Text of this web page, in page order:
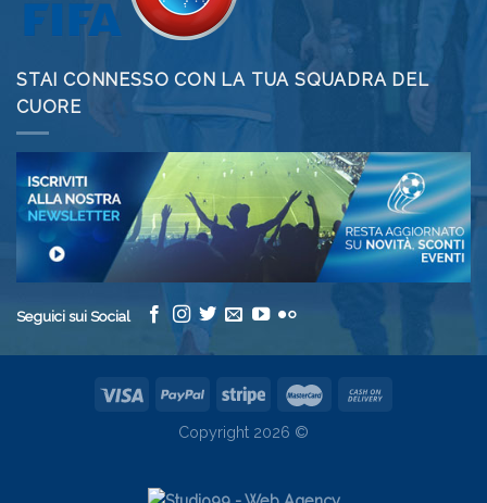
STAI CONNESSO CON LA TUA SQUADRA DEL
CUORE
Seguici sui Social
Copyright 2026 ©